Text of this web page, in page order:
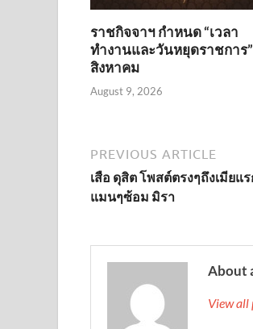
ราชกิจจาฯ กำหนด “เวลา
ทำงานและวันหยุดราชการ
สิงหาคม
August 9, 2026
PREVIOUS ARTICLE
เสือ ดุสิต โพสต์ตรงๆถึงเมียแ
แมนๆซ้อม มิรา
About
View all